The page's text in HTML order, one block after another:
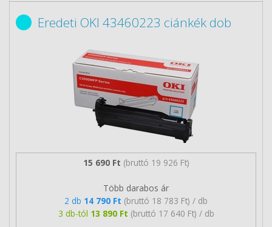
Eredeti OKI 43460223 ciánkék dob
15 690 Ft (bruttó 19 926 Ft)
Több darabos ár
2 db 14 790 Ft (bruttó 18 783 Ft) / db
3 db-tól 13 890 Ft (bruttó 17 640 Ft) / db